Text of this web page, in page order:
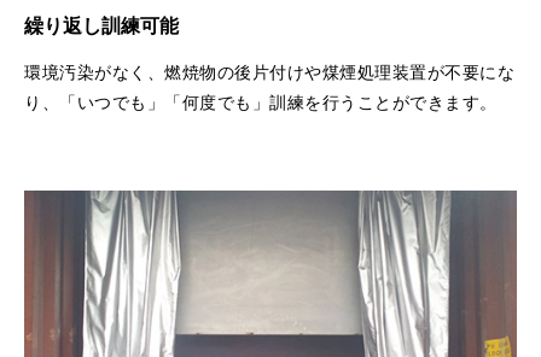
繰り返し訓練可能
環境汚染がなく、燃焼物の後片付けや煤煙処理装置が不要にな
り、「いつでも」「何度でも」訓練を行うことができます。